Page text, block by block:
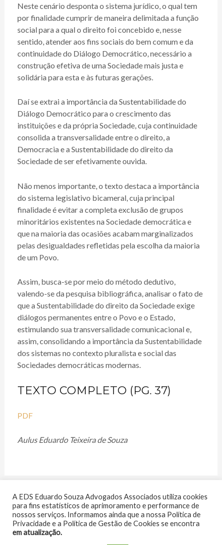
Neste cenário desponta o sistema jurídico, o qual tem
por finalidade cumprir de maneira delimitada a função
social para a qual o direito foi concebido e, nesse
sentido, atender aos fins sociais do bem comum e da
continuidade do Diálogo Democrático, necessário a
construção efetiva de uma Sociedade mais justa e
solidária para esta e às futuras gerações.
Daí se extrai a importância da Sustentabilidade do
Diálogo Democrático para o crescimento das
instituições e da própria Sociedade, cuja continuidade
consolida a transversalidade entre o direito, a
Democracia e a Sustentabilidade do direito da
Sociedade de ser efetivamente ouvida.
Não menos importante, o texto destaca a importância
do sistema legislativo bicameral, cuja principal
finalidade é evitar a completa exclusão de grupos
minoritários existentes na Sociedade democrática e
que na maioria das ocasiões acabam marginalizados
pelas desigualdades refletidas pela escolha da maioria
de um Povo.
Assim, busca-se por meio do método dedutivo,
valendo-se da pesquisa bibliográfica, analisar o fato de
que a Sustentabilidade do direito da Sociedade exige
diálogos permanentes entre o Povo e o Estado,
estimulando sua transversalidade comunicacional e,
assim, consolidando a importância da Sustentabilidade
dos sistemas no contexto pluralista e social das
Sociedades democráticas modernas.
TEXTO COMPLETO (PG. 37)
PDF
Aulus Eduardo Teixeira de Souza
←Post
anterior
Post
seguinte
A EDS Eduardo Souza Advogados Associados utiliza cookies
para fins estatísticos de aprimoramento e performance de
nossos serviços. Informamos ainda que a nossa Política de
Privacidade e a Política de Gestão de Cookies se encontra
em atualização.